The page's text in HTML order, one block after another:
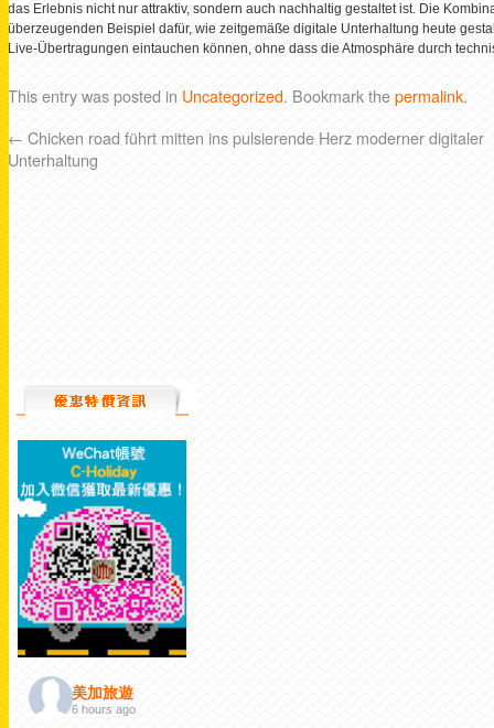
das Erlebnis nicht nur attraktiv, sondern auch nachhaltig gestaltet ist. Die
überzeugenden Beispiel dafür, wie zeitgemäße digitale Unterhaltung heute
Live-Übertragungen eintauchen können, ohne dass die Atmosphäre durch
This entry was posted in Uncategorized. Bookmark thepermalink.
← Chicken road führt mitten ins pulsierende Herz moderner digitaler
Unterhaltung
美加旅遊
6 hours ago